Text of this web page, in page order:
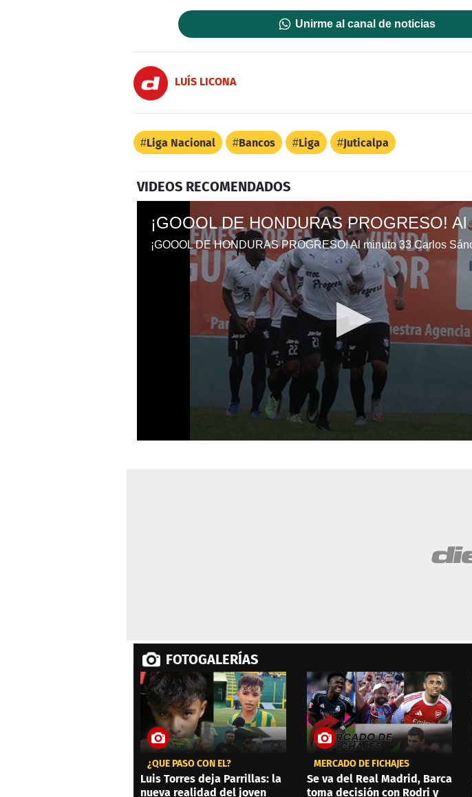
Unirme al canal de noticias
LUÍS LICONA
Liga Nacional Bancos Liga Juticalpa
VIDEOS RECOMENDADOS
FOTOGALERÍAS
¿QUÉ PASÓ CON ÉL?
Luis Torres deja Parrillas: la
nueva realidad del joven
MERCADO DE FICHAJES
Se va del Real Madrid, Barca
toma decisión con Rodri y